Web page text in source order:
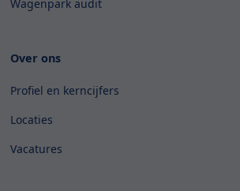
Wagenpark audit
Over ons
Profiel en kerncijfers
Locaties
Vacatures